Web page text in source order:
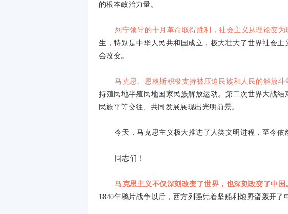
的根本政治力量。
列宁领导的十月革命取得胜利，社会主义从理论变为
生，特别是中华人民共和国成立，极大壮大了世界社会
会改变。
马克思、恩格斯积极支持被压迫民族和人民的解放斗
持殖民地半殖民地国家民族解放运动。第二次世界大战
民族平等交往、共同发展展现出光明前景。
今天，马克思主义极大推进了人类文明进程，至今
同志们！
马克思主义不仅深刻改变了世界，也深刻改变了中国
1840年鸦片战争以后，西方列强凭着坚船利炮野蛮轰开了